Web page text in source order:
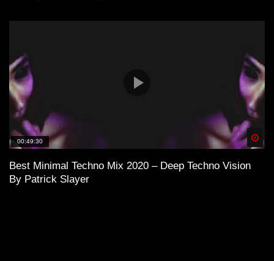
00:49:30
Best Minimal Techno Mix 2020 – Deep Techno Vision
By Patrick Slayer